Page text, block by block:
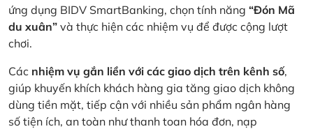
ứng dụng BIDV SmartBanking, chọn tính năng “Đón Mã
du xuân” và thực hiện các nhiệm vụ để được cộng lượt
chơi.
Các nhiệm vụ gắn liền với các giao dịch trên kênh số,
giúp khuyến khích khách hàng gia tăng giao dịch không
dùng tiền mặt, tiếp cận với nhiều sản phẩm ngân hàng
số tiện ích, an toàn như thanh toan hóa đơn, nạp